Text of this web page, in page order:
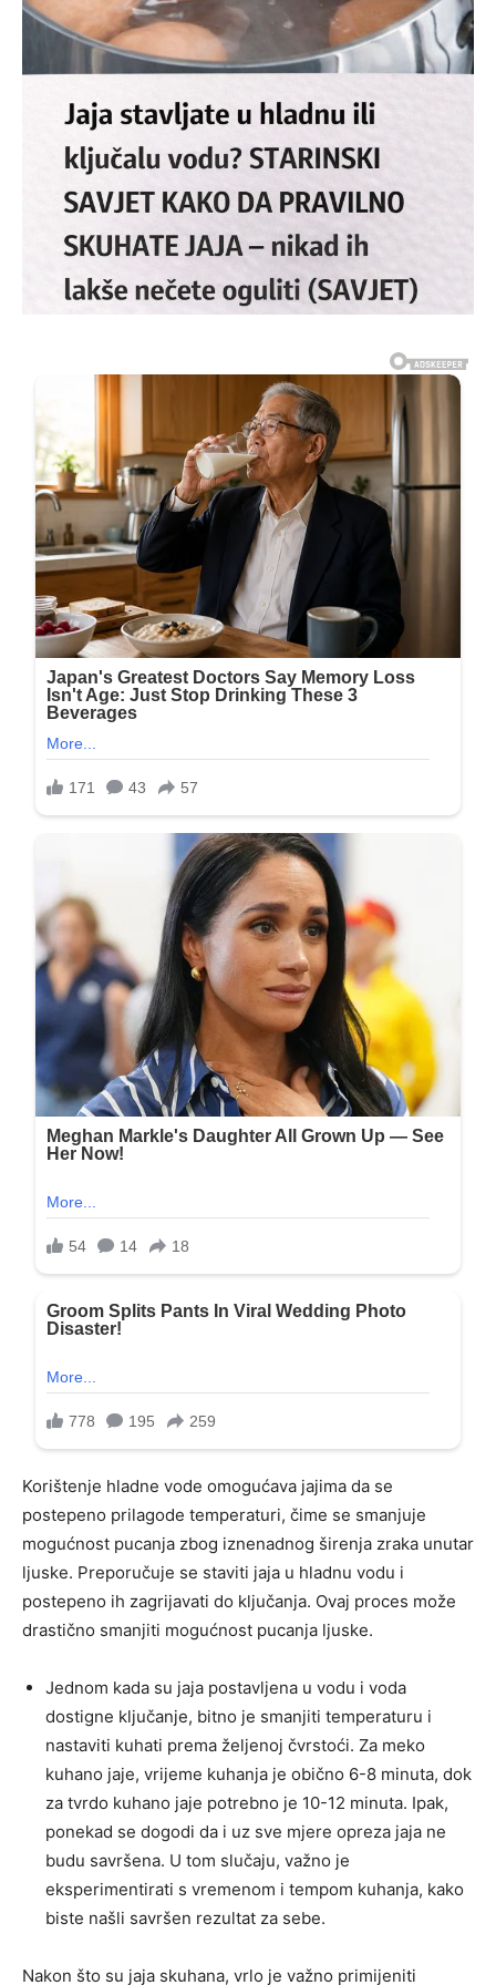
Korištenje hladne vode omogućava jajima da se
postepeno prilagode temperaturi, čime se smanjuje
mogućnost pucanja zbog iznenadnog širenja zraka unutar
ljuske. Preporučuje se staviti jaja u hladnu vodu i
postepeno ih zagrijavati do ključanja. Ovaj proces može
drastično smanjiti mogućnost pucanja ljuske.
Jednom kada su jaja postavljena u vodu i voda
dostigne ključanje, bitno je smanjiti temperaturu i
nastaviti kuhati prema željenoj čvrstoći. Za meko
kuhano jaje, vrijeme kuhanja je obično 6-8 minuta, dok
za tvrdo kuhano jaje potrebno je 10-12 minuta. Ipak,
ponekad se dogodi da i uz sve mjere opreza jaja ne
budu savršena. U tom slučaju, važno je
eksperimentirati s vremenom i tempom kuhanja, kako
biste našli savršen rezultat za sebe.
Nakon što su jaja skuhana, vrlo je važno primijeniti